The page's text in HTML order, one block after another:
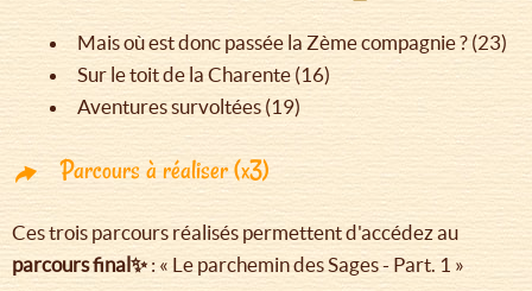
Mais où est donc passée la Zème compagnie ? (23)
Sur le toit de la Charente (16)
Aventures survoltées (19)
Parcours à réaliser (x3)
Ces trois parcours réalisés permettent d'accédez au
parcours final✨: « Le parchemin des Sages - Part. 1 »